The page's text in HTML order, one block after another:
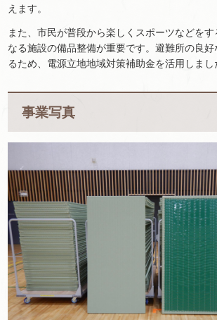
えます。
また、市民が普段から楽しくスポーツなどを
なる施設の備品整備が重要です。避難所の良
るため、電源立地地域対策補助金を活用しまし
事業写真